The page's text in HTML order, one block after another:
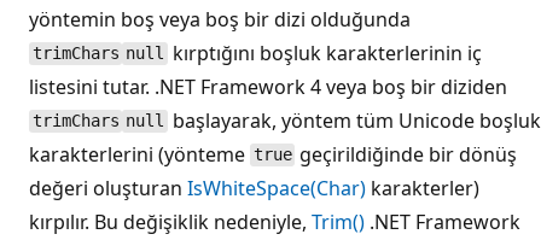
yöntemin boş veya boş bir dizi olduğunda
trimChars null kırptığını boşluk karakterlerinin iç
listesini tutar. .NET Framework 4 veya boş bir diziden
trimChars null başlayarak, yöntem tüm Unicode boşluk
karakterlerini (yönteme true geçirildiğinde bir dönüş
değeri oluşturan IsWhiteSpace(Char) karakterler)
kırpılır. Bu değişiklik nedeniyle, Trim() .NET Framework